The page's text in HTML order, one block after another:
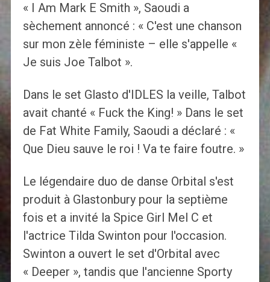
« I Am Mark E Smith », Saoudi a
sèchement annoncé : « C'est une chanson
sur mon zèle féministe – elle s'appelle «
Je suis Joe Talbot ».
Dans le set Glasto d'IDLES la veille, Talbot
avait chanté « Fuck the King! » Dans le set
de Fat White Family, Saoudi a déclaré : «
Que Dieu sauve le roi ! Va te faire foutre. »
Le légendaire duo de danse Orbital s'est
produit à Glastonbury pour la septième
fois et a invité la Spice Girl Mel C et
l'actrice Tilda Swinton pour l'occasion.
Swinton a ouvert le set d'Orbital avec
« Deeper », tandis que l'ancienne Sporty